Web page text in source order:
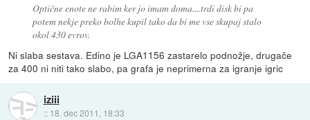
Optične enote ne rabim ker jo imam doma....trdi disk bi pa
potem nekje preko bolhe kupil tako da bi me vse skupaj stalo
okol 430 evrov.
Ni slaba sestava. Edino je LGA1156 zastarelo podnožje, drugače
za 400 ni niti tako slabo, pa grafa je neprimerna za igranje igric
iziii
:: 18. dec 2011, 18:33